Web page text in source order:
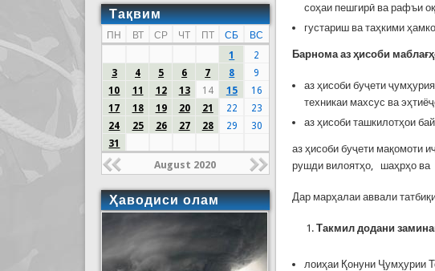
соҳаи пешгирӣ ва рафъи
густариш ва таҳкими
Барнома аз ҳисоби маблағҳ
аз ҳисоби буҷети
техникаи махсус ва
аз ҳисоби ташкилотҳои
аз ҳисоби буҷети мақомоти
рушди вилоятҳо, шаҳрҳо
Дар марҳалаи аввали
Такмил додани
лоиҳаи Қонуни Ҷумҳурии
Тақвим
ПН ВТ СР ЧТ ПТ СБ
ВС
1
2
3
4 5 6 7 8
9
10
11 12 13 14 15
16
17
18 19 20 21 22
23
24
25 26 27 28 29
30
31
August 2020
Ҳаводиси олам